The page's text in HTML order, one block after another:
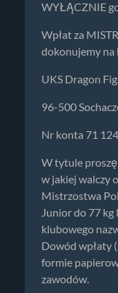
WYŁĄCZNIE
Wpłat za
dokonujemy na
UKS Dragon
96-500
Nr konta 71
W tytule
w jakiej walczy
Mistrzostwa
Junior do 77 kg
klubowego
Dowód wpłaty
formie
zawodów.